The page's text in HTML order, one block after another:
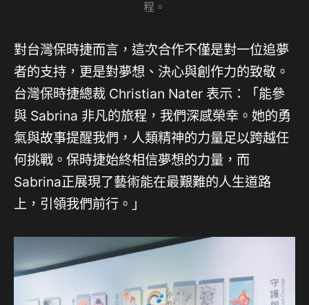
程。
對台灣保時捷而言，這次合作不僅是對一位追夢
者的支持，更是對夢想、決心與創作力的致敬。
台灣保時捷總裁 Christian Nater 表示：「能參
與 Sabrina 非凡的旅程，我們深感榮幸。她的勇
氣與故事提醒我們，人類精神的力量足以跨越任
何挑戰。保時捷始終相信夢想的力量，而
Sabrina正展現了藝術能在最艱難的人生道路
上，引領我們前行。」